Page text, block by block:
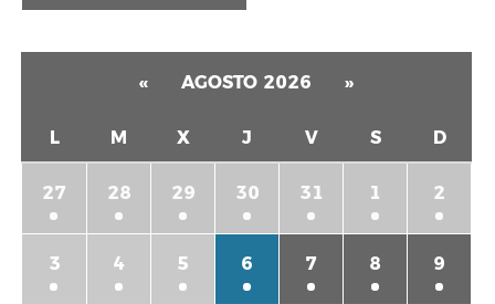
« AGOSTO 2026 »
L M X J V S D
27 28 29 30 31 1 2
3 4 5 6 7 8 9